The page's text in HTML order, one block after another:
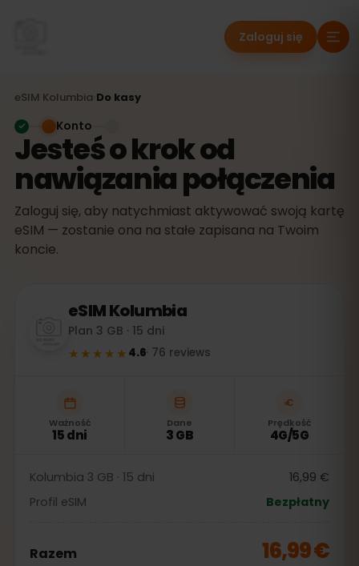
Zaloguj się
eSIM Kolumbia Do kasy
Jesteś o krok od
nawiązania połączenia
Zaloguj się, aby natychmiast aktywować swoją kartę
eSIM — zostanie ona na stałe zapisana na Twoim
koncie.
Konto
eSIMKolumbia
Plan 3 GB · 15 dni
★★★★★ 4.6· 76 reviews
Ważność
15 dni
Dane
3 GB
Prędkość
4G/5G
Kolumbia 3 GB · 15 dni
16,99 €
Profil eSIM
Bezpłatny
Razem 16,99 €